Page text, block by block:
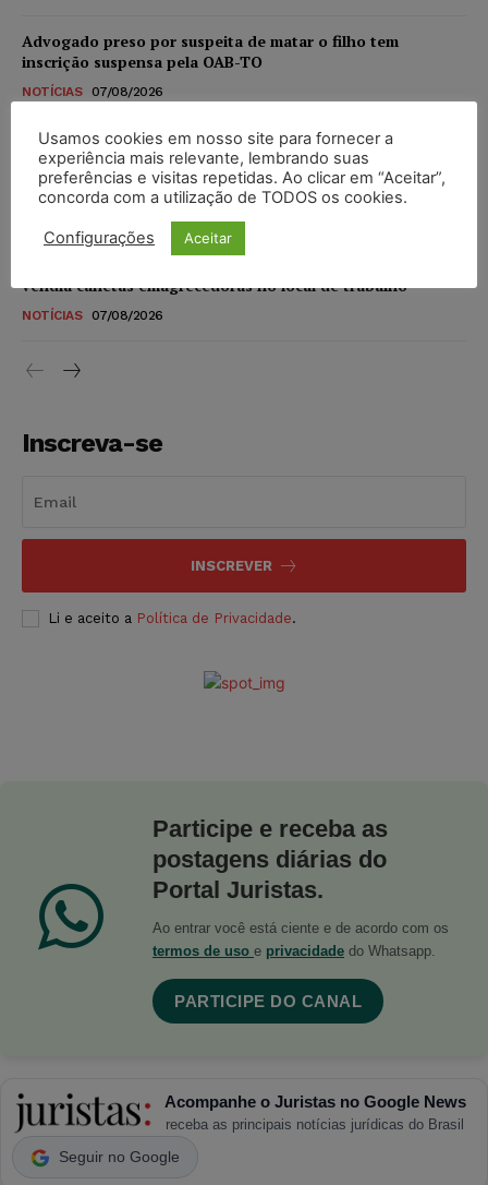
Advogado preso por suspeita de matar o filho tem
inscrição suspensa pela OAB-TO
NOTÍCIAS 07/08/2026
STF amplia isenção de IBS e CBS na compra de veículos
novos para pessoas com deficiência e autistas de todos os
níveis
vendia canetas emagrecedoras no local de trabalho
NOTÍCIAS 07/08/2026
Inscreva-se
INSCREVER
Li e aceito a Política de Privacidade.
Participe e receba as
postagens diárias do
Portal Juristas.
Ao entrar você está ciente e de acordo com os
termos de uso e privacidade do Whatsapp.
PARTICIPE DO CANAL
Acompanhe o Juristas no Google News
receba as principais notícias jurídicas do Brasil
Seguir no Google
Usamos cookies em nosso site para fornecer a
experiência mais relevante, lembrando suas
preferências e visitas repetidas. Ao clicar em “Aceitar”,
concorda com a utilização de TODOS os cookies.
Configurações Aceitar